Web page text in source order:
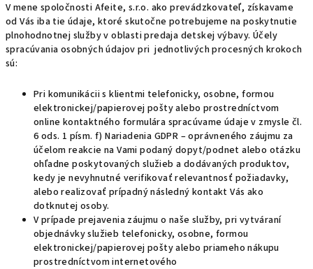
V mene spoločnosti Afeite, s.r.o. ako prevádzkovateľ, získavame
od Vás iba tie údaje, ktoré skutočne potrebujeme na poskytnutie
plnohodnotnej služby v oblasti predaja detskej výbavy. Účely
spracúvania osobných údajov pri jednotlivých procesných krokoch
sú:
Pri komunikácii s klientmi telefonicky, osobne, formou
elektronickej/papierovej pošty alebo prostredníctvom
online kontaktného formulára spracúvame údaje v zmysle čl.
6 ods. 1 písm. f) Nariadenia GDPR – oprávneného záujmu za
účelom reakcie na Vami podaný dopyt/podnet alebo otázku
ohľadne poskytovaných služieb a dodávaných produktov,
kedy je nevyhnutné verifikovať relevantnosť požiadavky,
alebo realizovať prípadný následný kontakt Vás ako
dotknutej osoby.
V prípade prejavenia záujmu o naše služby, pri vytváraní
objednávky služieb telefonicky, osobne, formou
elektronickej/papierovej pošty alebo priameho nákupu
prostredníctvom internetového